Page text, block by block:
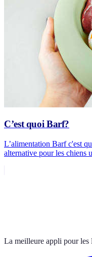
C’est quoi Barf?
L’alimentation Barf c'est
alternative pour les chiens
La meilleure appli pour les